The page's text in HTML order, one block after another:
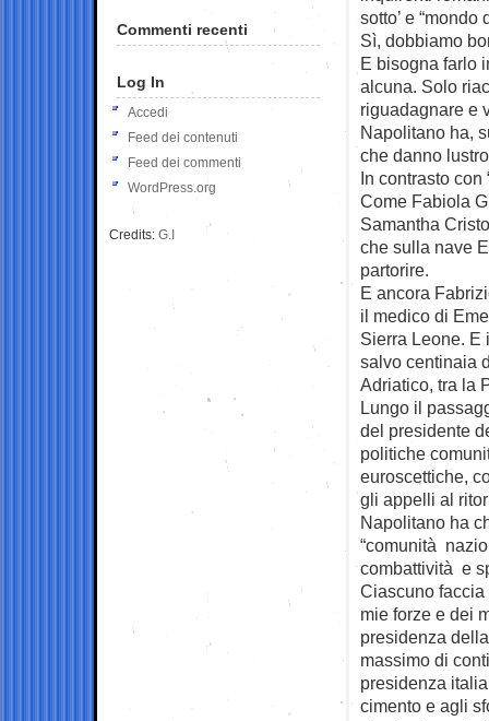
sotto’ e “mondo
Sì, dobbiamo
E bisogna farlo
alcuna. Solo
riguadagnare e
Napolitano ha,
che danno
In contrasto con
Come Fabiola
Samantha
che sulla nave
partorire.
E ancora
il medico di
Sierra Leone. E
salvo centinaia
Adriatico, tra la
Lungo il
del presidente
politiche
euroscettiche,
gli appelli al
Napolitano ha
“comunità
combattività e
Ciascuno
mie forze e dei
presidenza
massimo di
presidenza
cimento e agli
Commenti recenti
Log In
Accedi
Feed dei contenuti
Feed dei commenti
WordPress.org
Credits: G.I